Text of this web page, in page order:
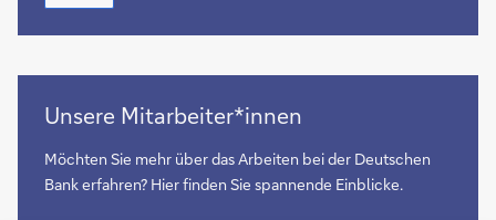
Zu
Arbeiten
bei
der
Unsere Mitarbeiter*innen
Möchten Sie mehr über das Arbeiten bei der Deutschen
Bank erfahren? Hier finden Sie spannende Einblicke.